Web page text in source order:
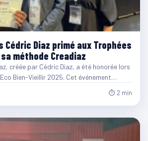
Cédric Diaz primé aux Trophées
méthode Creadiaz
créée par Cédric Diaz, a été honorée lors
Bien-Vieillir 2025. Cet événement…
⏱ 2 min